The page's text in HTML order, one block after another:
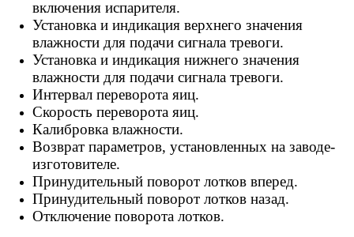
включения испарителя.
Установка и индикация верхнего значения
влажности для подачи сигнала тревоги.
Установка и индикация нижнего значения
влажности для подачи сигнала тревоги.
Интервал переворота яиц.
Скорость переворота яиц.
Калибровка влажности.
Возврат параметров, установленных на заводе-
изготовителе.
Принудительный поворот лотков вперед.
Принудительный поворот лотков назад.
Отключение поворота лотков.